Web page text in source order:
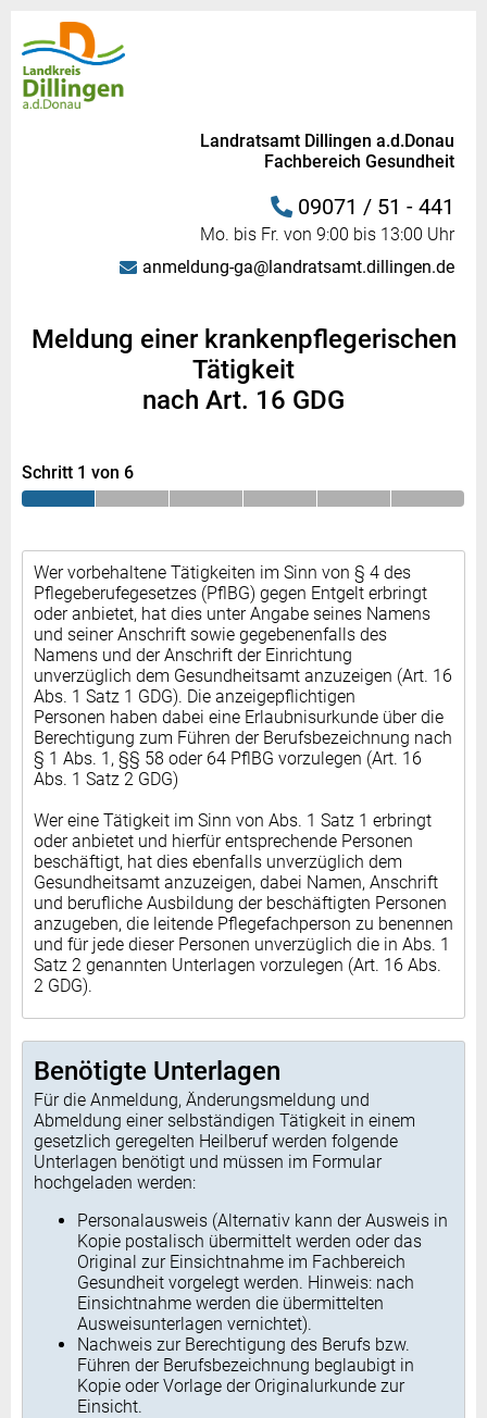
Landratsamt Dillingen a.d.Donau
Fachbereich Gesundheit
09071 / 51 - 441
Mo. bis Fr. von 9:00 bis 13:00 Uhr
anmeldung-ga@landratsamt.dillingen.de
Meldung einer krankenpflegerischen
Tätigkeit
nach Art. 16 GDG
Schritt 1 von 6
Wer vorbehaltene Tätigkeiten im Sinn von § 4 des
Pflegeberufegesetzes (PflBG) gegen Entgelt erbringt
oder anbietet, hat dies unter Angabe seines Namens
und seiner Anschrift sowie gegebenenfalls des
Namens und der Anschrift der Einrichtung
unverzüglich dem Gesundheitsamt anzuzeigen (Art. 16
Abs. 1 Satz 1 GDG). Die anzeigepflichtigen
Personen haben dabei eine Erlaubnisurkunde über die
Berechtigung zum Führen der Berufsbezeichnung nach
§ 1 Abs. 1, §§ 58 oder 64 PflBG vorzulegen (Art. 16
Abs. 1 Satz 2 GDG)
Wer eine Tätigkeit im Sinn von Abs. 1 Satz 1 erbringt
oder anbietet und hierfür entsprechende Personen
beschäftigt, hat dies ebenfalls unverzüglich dem
Gesundheitsamt anzuzeigen, dabei Namen, Anschrift
und berufliche Ausbildung der beschäftigten Personen
anzugeben, die leitende Pflegefachperson zu benennen
und für jede dieser Personen unverzüglich die in Abs. 1
Satz 2 genannten Unterlagen vorzulegen (Art. 16 Abs.
2 GDG).
Benötigte Unterlagen
Für die Anmeldung, Änderungsmeldung und
Abmeldung einer selbständigen Tätigkeit in einem
gesetzlich geregelten Heilberuf werden folgende
Unterlagen benötigt und müssen im Formular
hochgeladen werden:
Personalausweis (Alternativ kann der Ausweis in
Kopie postalisch übermittelt werden oder das
Original zur Einsichtnahme im Fachbereich
Gesundheit vorgelegt werden. Hinweis: nach
Einsichtnahme werden die übermittelten
Ausweisunterlagen vernichtet).
Nachweis zur Berechtigung des Berufs bzw.
Führen der Berufsbezeichnung beglaubigt in
Kopie oder Vorlage der Originalurkunde zur
Einsicht.